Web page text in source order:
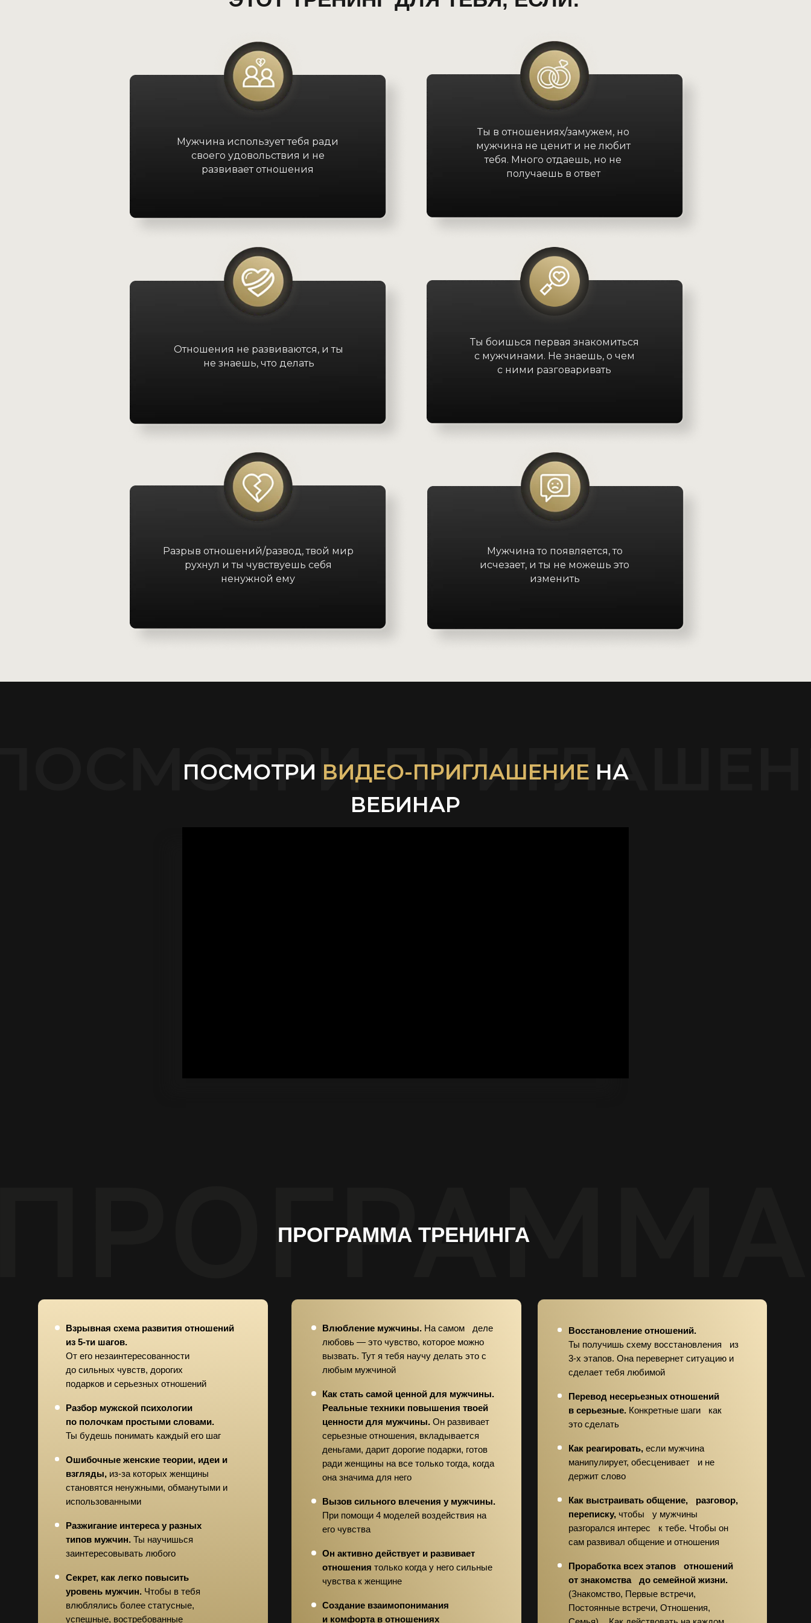
Мужчина использует тебя ради
своего удовольствия и не
развивает отношения
Ты в отношениях/замужем, но
мужчина не ценит и не любит
тебя. Много отдаешь, но не
получаешь в ответ
Отношения не развиваются, и ты
не знаешь, что делать
Ты боишься первая знакомиться
с мужчинами. Не знаешь, о чем
с ними разговаривать
Разрыв отношений/развод, твой мир
рухнул и ты чувствуешь себя
ненужной ему
Мужчина то появляется, то
исчезает, и ты не можешь это
изменить
ПОСМОТРИ ВИДЕО-ПРИГЛАШЕНИЕ НА
ВЕБИНАР
ПРОГРАММА ТРЕНИНГА
Взрывная схема развития отношений
из 5-ти шагов.
От его незаинтересованности
до сильных чувств, дорогих
подарков и серьезных отношений
Разбор мужской психологии
по полочкам простыми словами.
Ты будешь понимать каждый его шаг
Ошибочные женские теории, идеи и
взгляды, из-за которых женщины
становятся ненужными, обманутыми и
использованными
Разжигание интереса у разных
типов мужчин. Ты научишься
заинтересовывать любого
Секрет, как легко повысить
уровень мужчин. Чтобы в тебя
влюблялись более статусные,
успешные, востребованные
Влюбление мужчины. На самом деле
любовь — это чувство, которое можно
вызвать. Тут я тебя научу делать это с
любым мужчиной
Как стать самой ценной для мужчины.
Реальные техники повышения твоей
ценности для мужчины. Он развивает
серьезные отношения, вкладывается
деньгами, дарит дорогие подарки, готов
ради женщины на все только тогда, когда
она значима для него
Вызов сильного влечения у мужчины.
При помощи 4 моделей воздействия на
его чувства
Он активно действует и развивает
отношения только когда у него сильные
чувства к женщине
Создание взаимопонимания
и комфорта в отношениях
Восстановление отношений.
Ты получишь схему восстановления из
3-х этапов. Она перевернет ситуацию и
сделает тебя любимой
Перевод несерьезных отношений
в серьезные. Конкретные шаги как
это сделать
Как реагировать, если мужчина
манипулирует, обесценивает и не
держит слово
Как выстраивать общение, разговор,
переписку, чтобы у мужчины
разгорался интерес к тебе. Чтобы он
сам развивал общение и отношения
Проработка всех этапов отношений
от знакомства до семейной жизни.
(Знакомство, Первые встречи,
Постоянные встречи, Отношения,